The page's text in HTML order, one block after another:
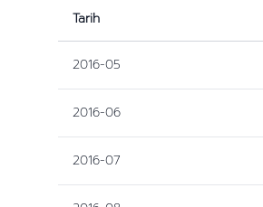
Tarih
2016-05
2016-06
2016-07